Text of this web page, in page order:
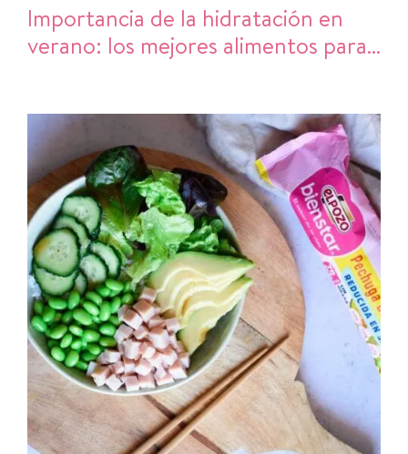
Importancia de la hidratación en
verano: los mejores alimentos para